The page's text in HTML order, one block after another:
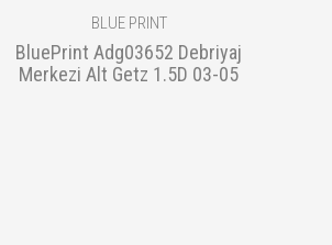
BLUE PRINT
BluePrint Adg03652 Debriyaj
Merkezi Alt Getz 1.5D 03-05